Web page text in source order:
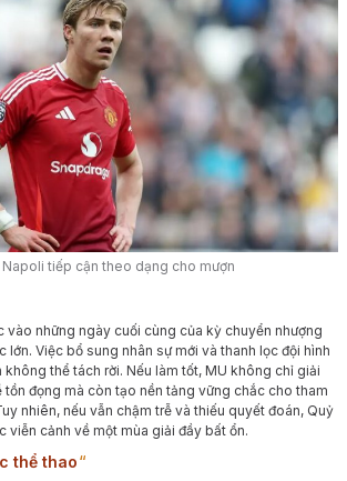
tiếp cận theo dạng cho mượn
vào những ngày cuối cùng của kỳ chuyển nhượng
lớn. Việc bổ sung nhân sự mới và thanh lọc đội hình
thể tách rời. Nếu làm tốt, MU không chỉ giải
tồn đọng mà còn tạo nền tảng vững chắc cho tham
nhiên, nếu vẫn chậm trễ và thiếu quyết đoán, Quỷ
viễn cảnh về một mùa giải đầy bất ổn.
thể thao